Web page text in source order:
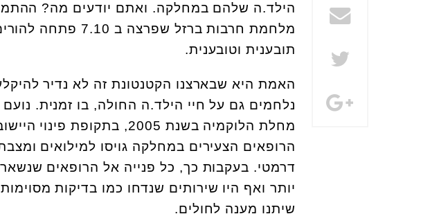
הילד.ה שלהם במחלקה. ואתם יודעים מה?
מלחמת חרבות ברזל
תובענית וטובענית.
האמת היא שבארצנו הקטנטונת זה לא נדיר
נלחמים גם על חיי הילד.ה החולה, בו זמנית.
מחלת הלוקמיה בשנת 2005,
הרופאים הצעירים במחלקה גויסו למילואים
דרמטי. בעקבות כך, כל פנייה אל הרופאים
יותר ואף היו שירותים שנדחו כמו בדיקות
שיתנו מענה לחולים.